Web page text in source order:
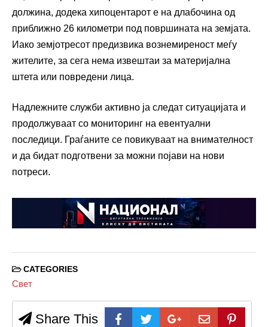
должина, додека хипоцентарот е на длабочина од
приближно 26 километри под површината на земјата.
Иако земјотресот предизвика вознемиреност меѓу
жителите, за сега нема извештаи за материјална
штета или повредени лица.
Надлежните служби активно ја следат ситуацијата и
продолжуваат со мониторинг на евентуални
последици. Граѓаните се повикуваат на внимателност
и да бидат подготвени за можни појави на нови
потреси.
CATEGORIES
Свет
Share This